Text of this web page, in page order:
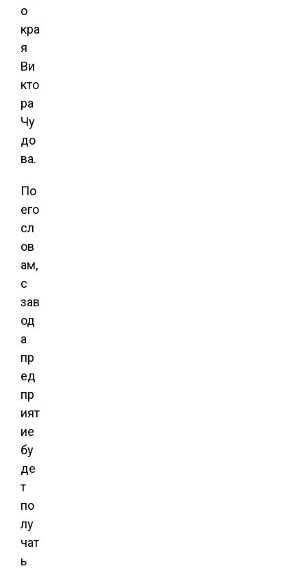
о
кра
я
Ви
кто
ра
Чу
до
ва.
По
его
сл
ов
ам,
с
зав
од
а
пр
ед
пр
ият
ие
бу
де
т
по
лу
чат
ь